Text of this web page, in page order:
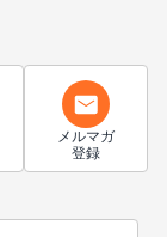
メルマガ
登録